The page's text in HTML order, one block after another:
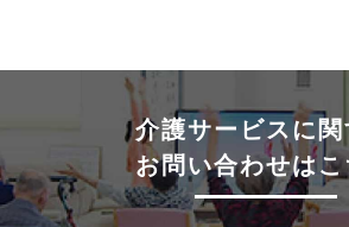
介護サービスに関
お問い合わせはこ